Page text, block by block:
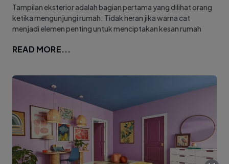
Tampilan eksterior adalah bagian pertama yang dilihat orang
ketika mengunjungi rumah. Tidak heran jika warna cat
menjadi elemen penting untuk menciptakan kesan rumah
READ MORE...